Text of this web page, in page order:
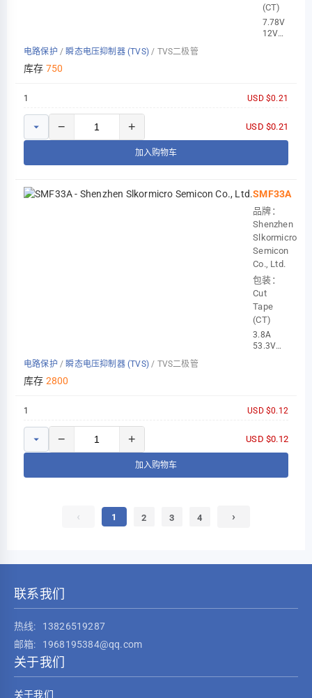
(CT)
7.78V
12V
电路保护 / 瞬态电压抑制器 (TVS) / TVS二极管
库存 750
1 USD $0.21
− + USD $0.21
加入购物车
SMF33A
品牌：
Shenzhen
Slkormicro
Semicon
Co., Ltd.
包装：
Cut
Tape
(CT)
3.8A
53.3V
电路保护 / 瞬态电压抑制器 (TVS) / TVS二极管
库存 2800
1 USD $0.12
− + USD $0.12
加入购物车
‹ 1 2 3 4 ›
联系我们
热线:
13826519287
邮箱:
1968195384@qq.com
关于我们
关于我们